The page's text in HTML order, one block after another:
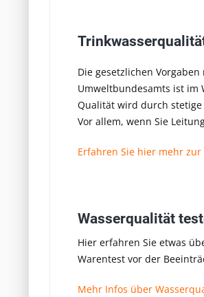
Die gesetzlichen
Umweltbundesamts ist im
Qualität wird durch stetige
Vor allem, wenn Sie
Erfahren Sie hier mehr
Wasserqualität
Hier erfahren Sie etwas
Warentest vor der
Mehr Infos über